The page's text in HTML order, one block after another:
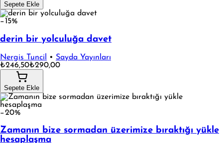
Sepete Ekle
−15%
derin bir yolculuğa davet
Nergis Tuncil • Sayda Yayınları
₺246,50₺290,00
Sepete Ekle
−20%
Zamanın bize sormadan üzerimize bıraktığı yükle
hesaplaşma